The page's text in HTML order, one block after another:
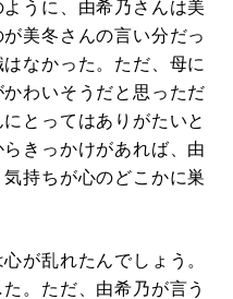
うに、由希乃さんは美
美冬さんの言い分だっ
なかった。ただ、母に
わいそうだと思っただ
とってはありがたいと
きっかけがあれば、由
持ちが心のどこかに巣
が乱れたんでしょう。
。ただ、由希乃が言う